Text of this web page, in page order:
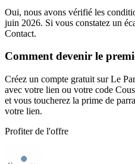
Oui, nous avons vérifié les
juin 2026. Si vous constatez un
Contact.
Comment devenir le
Créez un compte gratuit sur Le
avec votre lien ou votre code
et vous toucherez la prime de
votre lien.
Profiter de l'offre